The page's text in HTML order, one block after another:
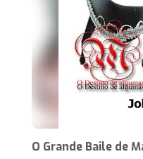
O Grande Baile de